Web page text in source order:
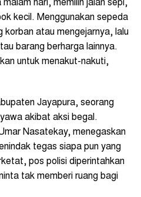
hari, memilih jalan sepi,
kecil. Menggunakan sepeda
korban atau mengejarnya, lalu
barang berharga lainnya.
untuk menakut-nakuti,
Jayapura, seorang
akibat aksi begal.
Nasatekay, menegaskan
tegas siapa pun yang
pos polisi diperintahkan
tak memberi ruang bagi